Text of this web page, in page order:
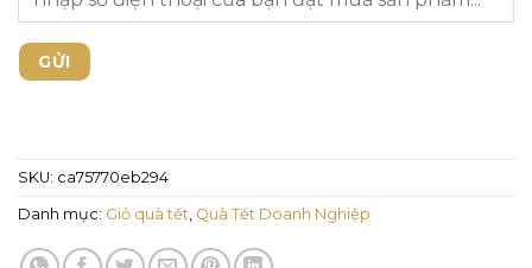
SKU: ca75770eb294
Danh mục: Giỏ quà tết Quà Tết Doanh Nghiệp